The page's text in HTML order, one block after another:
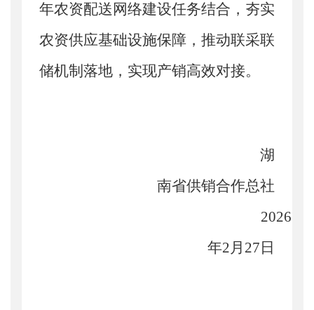
年农资配送网络建设任务结合，夯实
农资供应基础设施保障，推动联采联
储机制落地，实现产销高效对接。
湖
南省供销合作总社
2026
年2月 27 日